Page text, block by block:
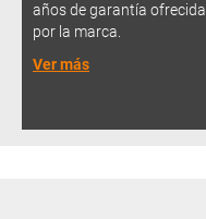
años de garantía ofrecida
por la marca.
Ver más